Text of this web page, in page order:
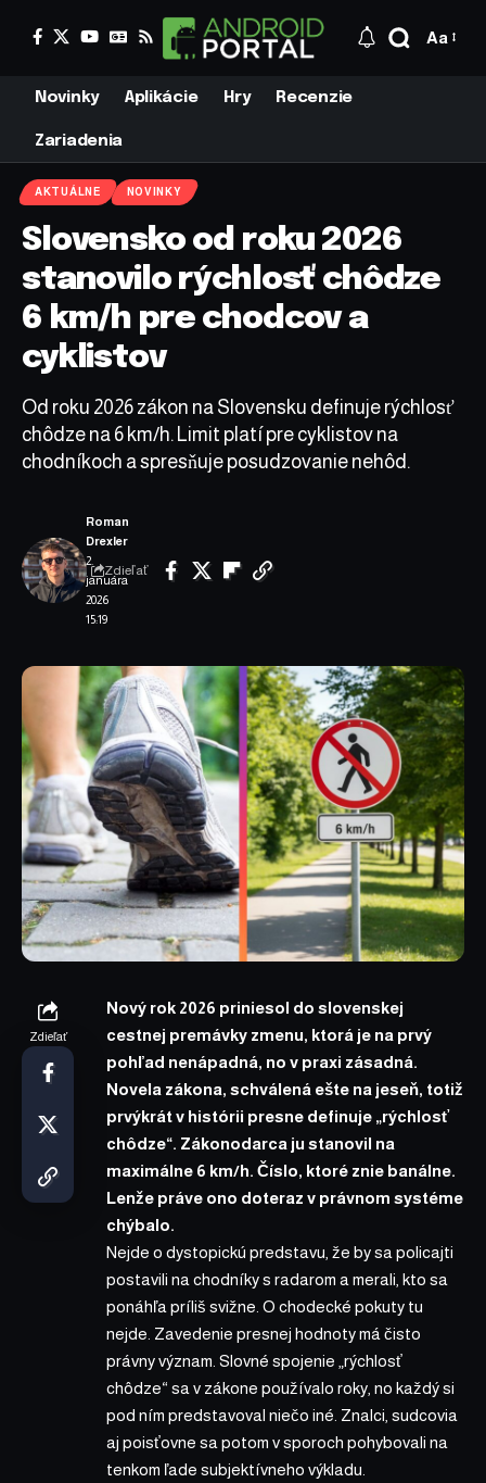
Aa
Novinky Aplikácie Hry Recenzie
Zariadenia
AKTUÁLNE NOVINKY
Slovensko od roku 2026
stanovilo rýchlosť chôdze
6 km/h pre chodcov a
cyklistov
Od roku 2026 zákon na Slovensku definuje rýchlosť
chôdze na 6 km/h. Limit platí pre cyklistov na
chodníkoch a spresňuje posudzovanie nehôd.
2.
januára
2026
15:19
Roman
Drexler
Zdieľať
Zdieľať
Nový rok 2026 priniesol do slovenskej
cestnej premávky zmenu, ktorá je na prvý
pohľad nenápadná, no v praxi zásadná.
Novela zákona, schválená ešte na jeseň, totiž
prvýkrát v histórii presne definuje „rýchlosť
chôdze“. Zákonodarca ju stanovil na
maximálne 6 km/h. Číslo, ktoré znie banálne.
Lenže práve ono doteraz v právnom systéme
chýbalo.
Nejde o dystopickú predstavu, že by sa policajti
postavili na chodníky s radarom a merali, kto sa
ponáhľa príliš svižne. O chodecké pokuty tu
nejde. Zavedenie presnej hodnoty má čisto
právny význam. Slovné spojenie „rýchlosť
chôdze“ sa v zákone používalo roky, no každý si
pod ním predstavoval niečo iné. Znalci, sudcovia
aj poisťovne sa potom v sporoch pohybovali na
tenkom ľade subjektívneho výkladu.